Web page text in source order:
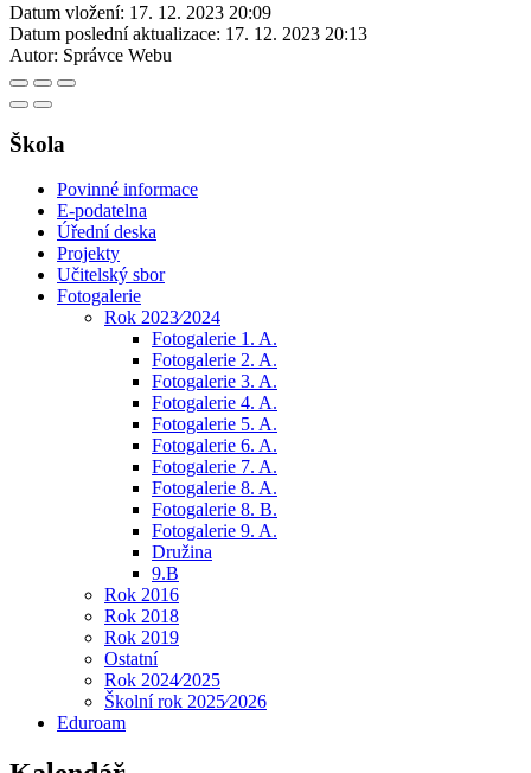
Datum vložení: 17. 12. 2023 20:09
Datum poslední aktualizace: 17. 12. 2023 20:13
Autor: Správce Webu
Škola
Povinné informace
E-podatelna
Úřední deska
Projekty
Učitelský sbor
Fotogalerie
Rok 2023⁄2024
Fotogalerie 1. A.
Fotogalerie 2. A.
Fotogalerie 3. A.
Fotogalerie 4. A.
Fotogalerie 5. A.
Fotogalerie 6. A.
Fotogalerie 7. A.
Fotogalerie 8. A.
Fotogalerie 8. B.
Fotogalerie 9. A.
Družina
9.B
Rok 2016
Rok 2018
Rok 2019
Ostatní
Rok 2024⁄2025
Školní rok 2025⁄2026
Eduroam